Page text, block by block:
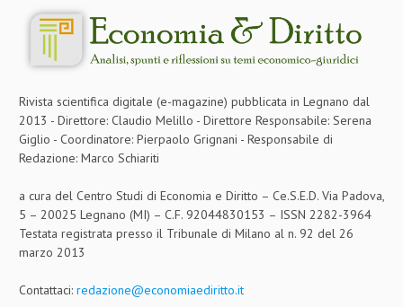
PRASSI
AMMINISTRATIVA
TRIBUTARIA
EUROPEA
COSTITUZIONALE
CIVILE
PENALE
Rivista scientifica digitale (e-magazine) pubblicata in Legnano dal
2013 - Direttore: Claudio Melillo - Direttore Responsabile: Serena
Giglio - Coordinatore: Pierpaolo Grignani - Responsabile di
Redazione: Marco Schiariti
a cura del Centro Studi di Economia e Diritto – Ce.S.E.D. Via Padova,
5 – 20025 Legnano (MI) – C.F. 92044830153 – ISSN 2282-3964
Testata registrata presso il Tribunale di Milano al n. 92 del 26
marzo 2013
Contattaci: redazione@economiaediritto.it